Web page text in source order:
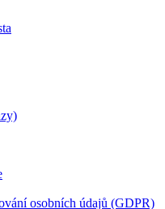
osobních údajů (GDPR)